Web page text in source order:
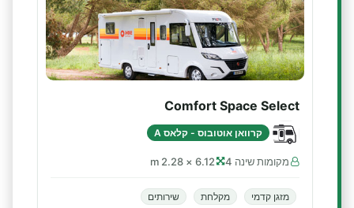
Comfort Space Select
קרוואן אוטובוס - קלאס A
מקומות שינה 4 6.12 × 2.28 m
מזגן קדמי מקלחת
שירותים